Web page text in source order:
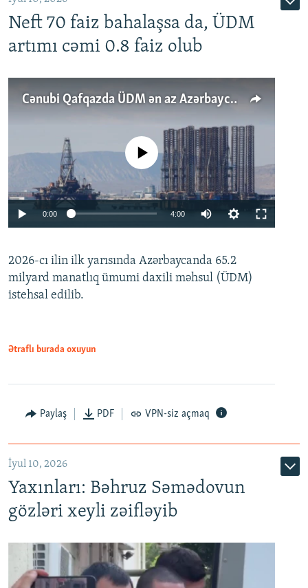
Neft 70 faiz bahalaşsa da, ÜDM
artımı cəmi 0.8 faiz olub
Cənubi Qafqazda ÜDM ən az Azərbaycanda artır: Qonşuları niyə Bakını qabaqlaya bilir?
Auto 240p 360p 480p
No media source currently available
0:00 4:00
360p
480p
2026-cı ilin ilk yarısında Azərbaycanda 65.2
milyard manatlıq ümumi daxili məhsul (ÜDM)
istehsal edilib.
Ətraflı burada oxuyun
Paylaş PDF VPN-siz açmaq
İyul 10, 2026
Yaxınları: Bəhruz Səmədovun
gözləri xeyli zəifləyib